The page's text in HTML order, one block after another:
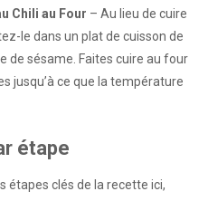
Chili au Four – Au lieu de cuire
le dans un plat de cuisson de
de sésame. Faites cuire au four
jusqu’à ce que la température
étape
étapes clés de la recette ici,